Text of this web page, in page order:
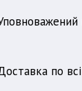
по